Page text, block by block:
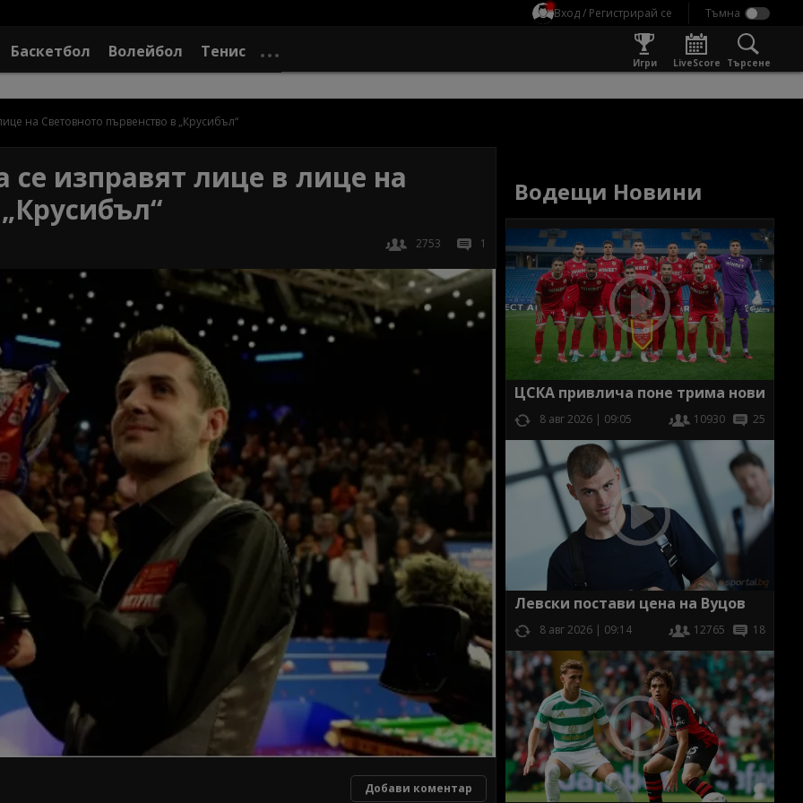
Вход / Регистрирай се
Баскетбол Волейбол Тенис
Игри LiveScore Търсене
на Световното първенство в „Крусибъл“
се изправят лице в лице на
2753 1
Добави коментар
Водещи Новини
ЦСКА привлича поне трима нови
8 авг 2026 | 09:05 10930 25
Левски постави цена на Вуцов
8 авг 2026 | 09:14 12765 18